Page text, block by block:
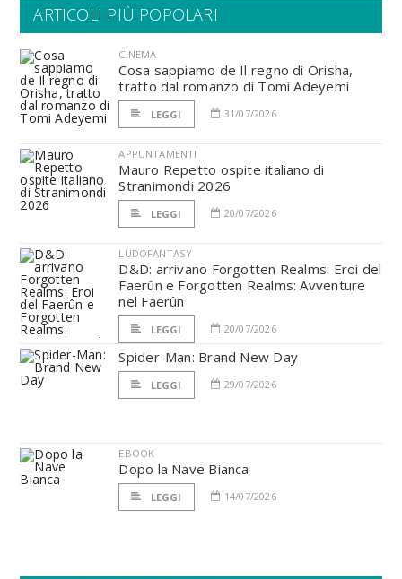
ARTICOLI PIÙ POPOLARI
CINEMA
Cosa sappiamo de Il regno di Orisha,
tratto dal romanzo di Tomi Adeyemi
LEGGI 31/07/2026
APPUNTAMENTI
Mauro Repetto ospite italiano di
Stranimondi 2026
LEGGI 20/07/2026
LUDOFANTASY
D&D: arrivano Forgotten Realms: Eroi del
Faerûn e Forgotten Realms: Avventure
nel Faerûn
LEGGI 20/07/2026
Spider-Man: Brand New Day
LEGGI 29/07/2026
EBOOK
Dopo la Nave Bianca
LEGGI 14/07/2026